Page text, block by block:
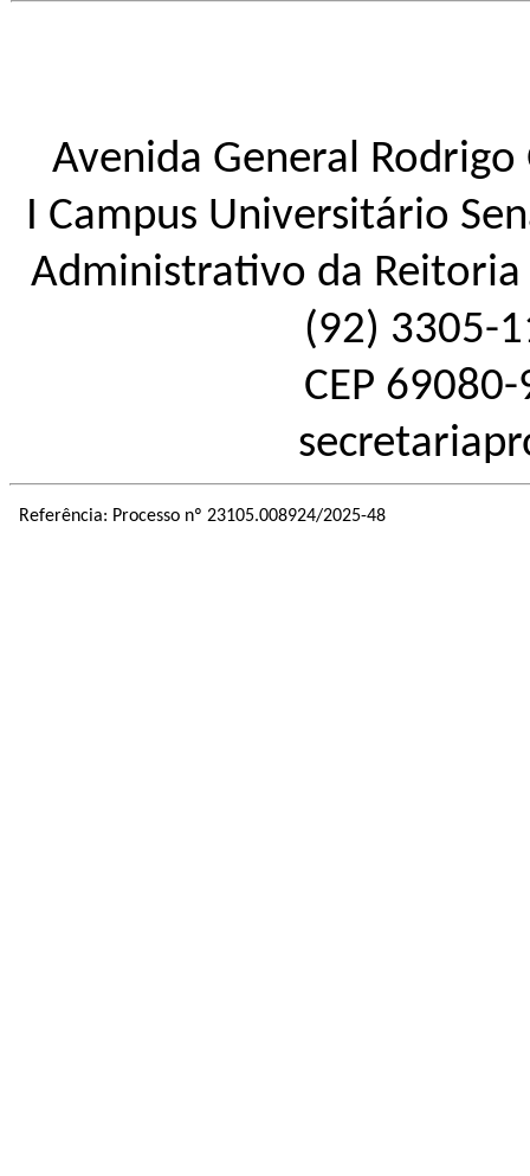
Avenida General
I Campus Universitário
Administrativo da
(92) 3305-
CEP
Referência: Processo nº 23105.008924/2025-48